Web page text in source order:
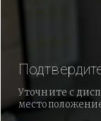
Уточните с